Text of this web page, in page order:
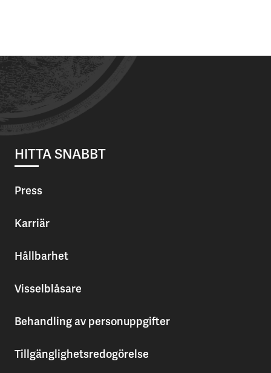
HITTA SNABBT
Press
Karriär
Hållbarhet
Visselblåsare
Behandling av personuppgifter
Tillgänglighetsredogörelse